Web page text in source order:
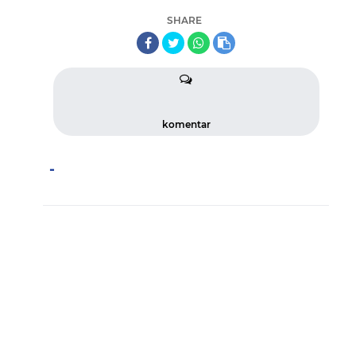
SHARE
komentar
-